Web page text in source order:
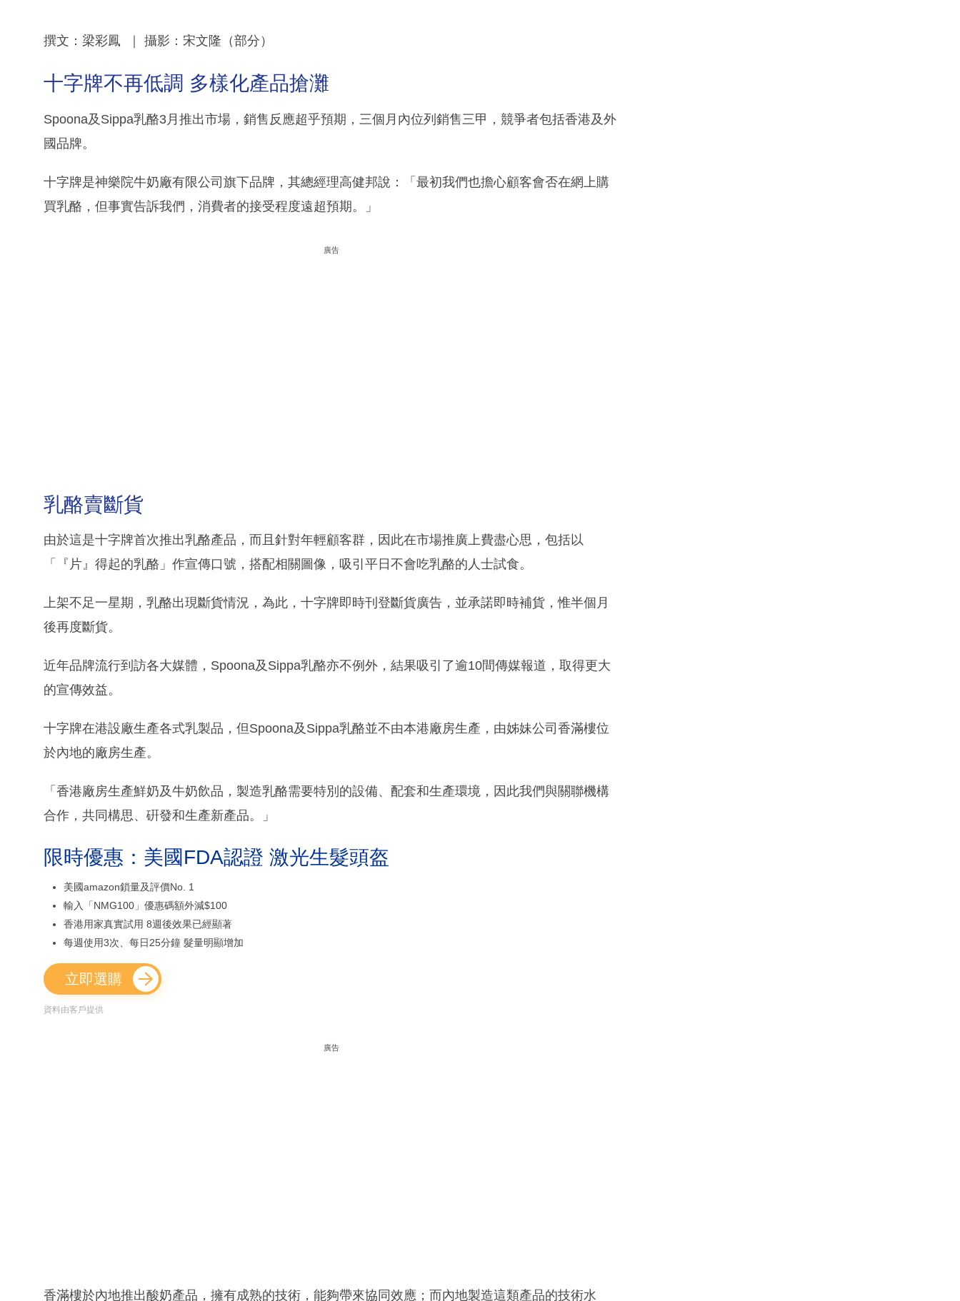
撰文：梁彩鳳 ｜ 攝影：宋文隆（部分）
十字牌不再低調 多樣化產品搶灘
Spoona及Sippa乳酪3月推出市場，銷售反應超乎預期，三個月內位列銷售三甲，競爭者包括香港及外
國品牌。
十字牌是神樂院牛奶廠有限公司旗下品牌，其總經理高健邦說：「最初我們也擔心顧客會否在網上購
買乳酪，但事實告訴我們，消費者的接受程度遠超預期。」
廣告
乳酪賣斷貨
由於這是十字牌首次推出乳酪產品，而且針對年輕顧客群，因此在市場推廣上費盡心思，包括以
「『片』得起的乳酪」作宣傳口號，搭配相關圖像，吸引平日不會吃乳酪的人士試食。
上架不足一星期，乳酪出現斷貨情況，為此，十字牌即時刊登斷貨廣告，並承諾即時補貨，惟半個月
後再度斷貨。
近年品牌流行到訪各大媒體，Spoona及Sippa乳酪亦不例外，結果吸引了逾10間傳媒報道，取得更大
的宣傳效益。
十字牌在港設廠生產各式乳製品，但Spoona及Sippa乳酪並不由本港廠房生產，由姊妹公司香滿樓位
於內地的廠房生產。
「香港廠房生產鮮奶及牛奶飲品，製造乳酪需要特別的設備、配套和生產環境，因此我們與關聯機構
合作，共同構思、硏發和生產新產品。」
限時優惠：美國FDA認證 激光生髮頭盔
美國amazon鎖量及評價No. 1
輸入「NMG100」優惠碼額外減$100
香港用家真實試用 8週後效果已經顯著
每週使用3次、每日25分鐘 髮量明顯增加
立即選購
資料由客戶提供
廣告
香滿樓於內地推出酸奶產品，擁有成熟的技術，能夠帶來協同效應；而內地製造這類產品的技術水